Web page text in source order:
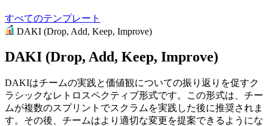
すべてのテンプレート
DAKI (Drop, Add, Keep, Improve)
DAKI (Drop, Add, Keep, Improve)
DAKIはチームの実践と価値観についての振り返りを促すク
ラシックなレトロスペクティブ形式です。この形式は、チー
ムが複数のスプリントでスクラムを実践した後に推奨されま
す。その後、チームはより適切な変更を提案できるようにな